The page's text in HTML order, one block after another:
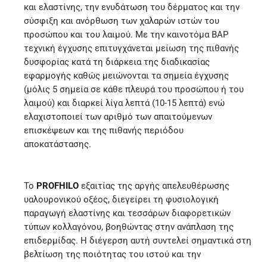
και ελαστίνης, την ενυδάτωση του δέρματος και την
σύσφιξη και ανόρθωση των χαλαρών ιστών του
προσώπου και του λαιμού. Με την καινοτόμα ΒΑΡ
τεχνική έγχυσης επιτυγχάνεται μείωση της πιθανής
δυσφορίας κατά τη διάρκεια της διαδικασίας
εφαρμογής καθώς μειώνονται τα σημεία έγχυσης
(μόλις 5 σημεία σε κάθε πλευρά του προσώπου ή του
λαιμού) και διαρκεί λίγα λεπτά (10-15 λεπτά) ενώ
ελαχιστοποιεί των αριθμό των απαιτούμενων
επισκέψεων και της πιθανής περιόδου
αποκατάστασης.
Το PROFHILO εξαιτίας της αργής απελευθέρωσης
υαλουρονικού οξέος, διεγείρει τη φυσιολογική
παραγωγή ελαστίνης και τεσσάρων διαφορετικών
τύπων κολλαγόνου, βοηθώντας στην ανάπλαση της
επιδερμίδας. Η διέγερση αυτή συντελεί σημαντικά στη
βελτίωση της ποιότητας του ιστού και την